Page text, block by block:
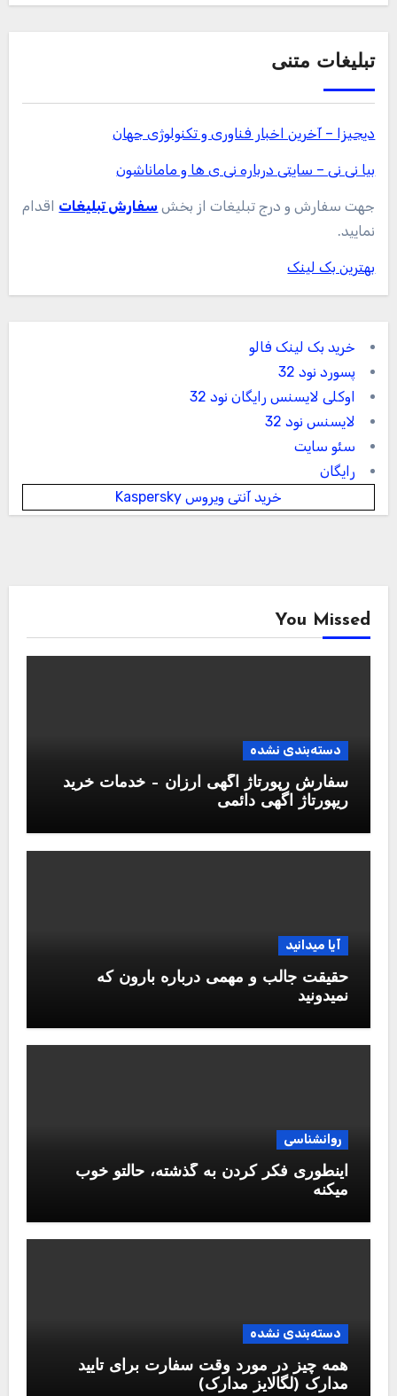
تبلیغات متنی
دیجیزا – آخرین اخبار فناوری و تکنولوژی جهان
بیا نی نی – سایتی درباره نی ی ها و ماماناشون
جهت سفارش و درج تبلیغات از بخش سفارش تبلیغات اقدام
نمایید.
بهترین بک لینک
خرید بک لینک فالو
پسورد نود 32
اوکلی لایسنس رایگان نود 32
لایسنس نود 32
سئو سایت
رایگان
خرید آنتی ویروس Kaspersky
You Missed
دسته‌بندی نشده
سفارش رپورتاژ آگهی ارزان – خدمات خرید
ریپورتاژ اگهی دائمی
آیا میدانید
حقیقت جالب و مهمی درباره بارون که
نمیدونید
روانشناسی
اینطوری فکر کردن به گذشته، حالتو خوب
میکنه
دسته‌بندی نشده
همه چیز در مورد وقت سفارت برای تایید
مدارک (لگالایز مدارک)